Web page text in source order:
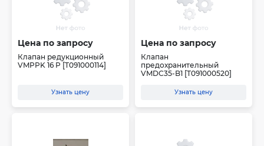
Цена по запросу
Клапан редукционный
VMPPK 16 P [T091000114]
Узнать цену
Цена по запросу
Клапан
предохранительный
VMDC35-B1 [T091000520]
Узнать цену